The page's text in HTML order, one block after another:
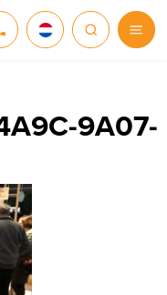
9A07-